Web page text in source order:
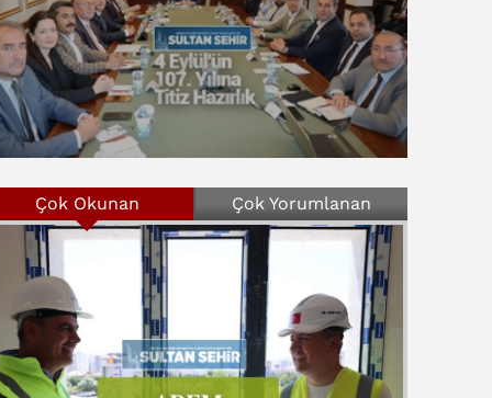
Çok Okunan Çok Yorumlanan